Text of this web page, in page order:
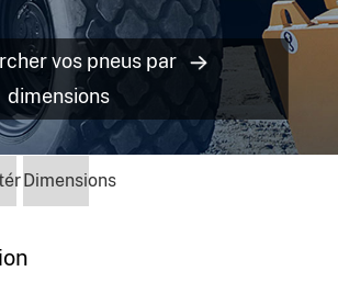
vos pneus par
dimensions
Dimensions